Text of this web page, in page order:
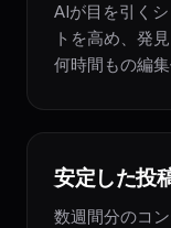
AIが目を引く
トを高め、発
何時間もの編
安定した投
数週間分のコ